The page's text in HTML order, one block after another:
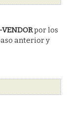
por los
anterior y